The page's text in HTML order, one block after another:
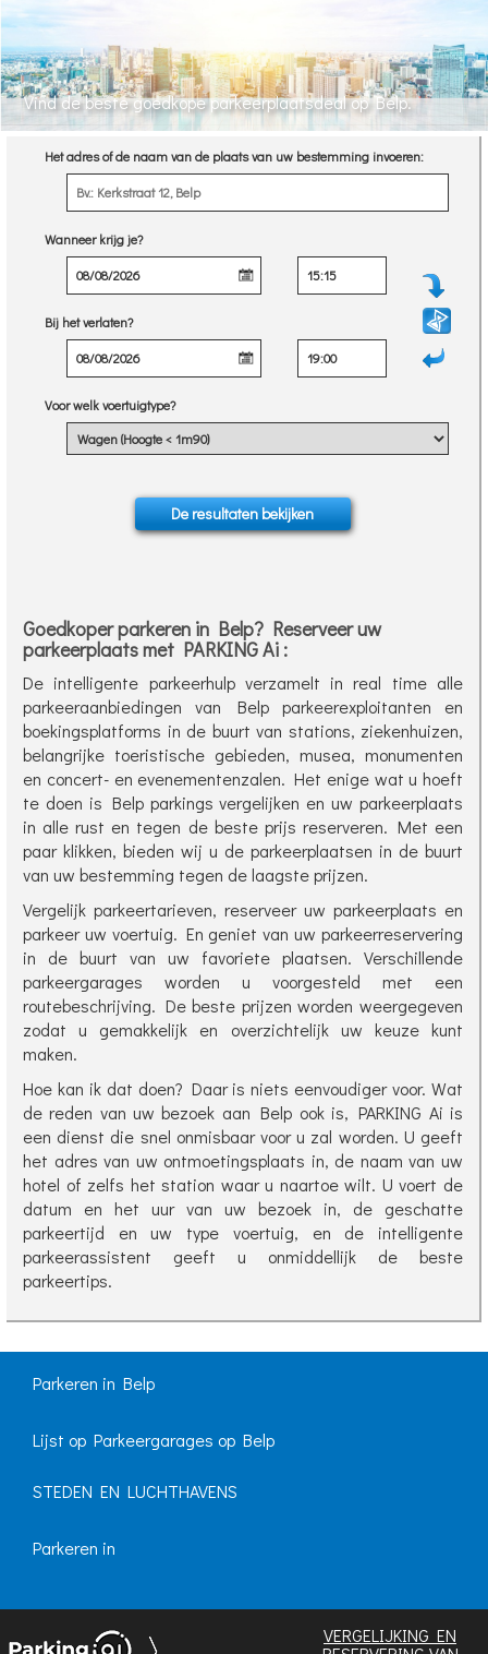
Vind de beste goedkope parkeerplaatsdeal op Belp.
Het adres of de naam van de plaats van uw bestemming invoeren:
Wanneer krijg je?
Bij het verlaten?
Voor welk voertuigtype?
Goedkoper parkeren in Belp? Reserveer uw
parkeerplaats met PARKING Ai :
De intelligente parkeerhulp verzamelt in real time alle
parkeeraanbiedingen van Belp parkeerexploitanten en
boekingsplatforms in de buurt van stations, ziekenhuizen,
belangrijke toeristische gebieden, musea, monumenten
en concert- en evenementenzalen. Het enige wat u hoeft
te doen is Belp parkings vergelijken en uw parkeerplaats
in alle rust en tegen de beste prijs reserveren. Met een
paar klikken, bieden wij u de parkeerplaatsen in de buurt
van uw bestemming tegen de laagste prijzen.
Vergelijk parkeertarieven, reserveer uw parkeerplaats en
parkeer uw voertuig. En geniet van uw parkeerreservering
in de buurt van uw favoriete plaatsen. Verschillende
parkeergarages worden u voorgesteld met een
routebeschrijving. De beste prijzen worden weergegeven
zodat u gemakkelijk en overzichtelijk uw keuze kunt
maken.
Hoe kan ik dat doen? Daar is niets eenvoudiger voor. Wat
de reden van uw bezoek aan Belp ook is, PARKING Ai is
een dienst die snel onmisbaar voor u zal worden. U geeft
het adres van uw ontmoetingsplaats in, de naam van uw
hotel of zelfs het station waar u naartoe wilt. U voert de
datum en het uur van uw bezoek in, de geschatte
parkeertijd en uw type voertuig, en de intelligente
parkeerassistent geeft u onmiddellijk de beste
parkeertips.
Parkeren in Belp
Lijst op Parkeergarages op Belp
STEDEN EN LUCHTHAVENS
Parkeren in
VERGELIJKING EN